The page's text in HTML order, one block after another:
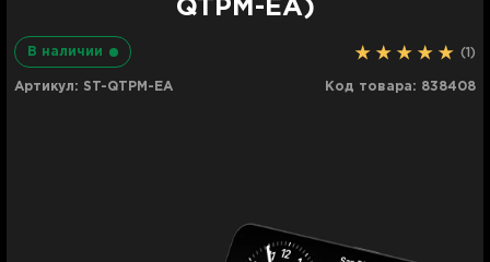
QTPM-EA)
В наличии
Код товара: 838408
Артикул: ST-QTPM-EA
(1)